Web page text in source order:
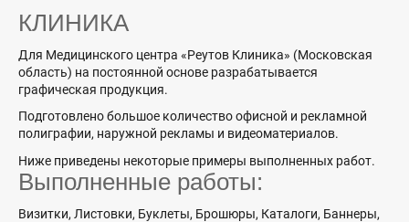
КЛИНИКА
Для Медицинского центра «Реутов Клиника» (Московская
область) на постоянной основе разрабатывается
графическая продукция.
Подготовлено большое количество офисной и рекламной
полиграфии, наружной рекламы и видеоматериалов.
Ниже приведены некоторые примеры выполненных работ.
Выполненные работы:
Визитки, Листовки, Буклеты, Брошюры, Каталоги, Баннеры,